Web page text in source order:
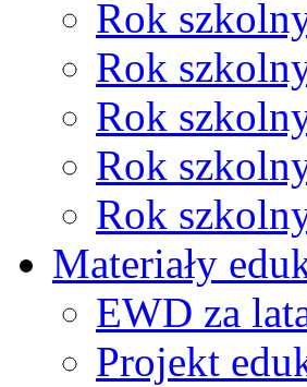
Rok
Rok
Rok
Rok
Rok
Materiały
EWD za
Projekt